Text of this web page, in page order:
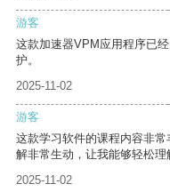
游客
这款加速器VPM应用程序已
护。
2025-11-02
游客
这款学习软件的课程内容非
解非常生动，让我能够轻松理
2025-11-02